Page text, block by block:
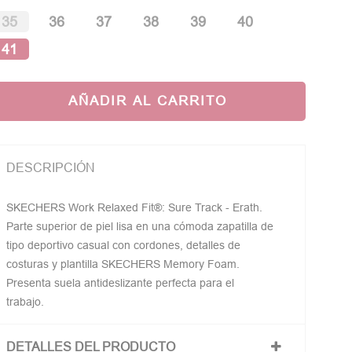
35 36 37 38 39
40
41
AÑADIR AL CARRITO
DESCRIPCIÓN
SKECHERS Work Relaxed Fit®: Sure Track - Erath.
Parte superior de piel lisa en una cómoda zapatilla de
tipo deportivo casual con cordones, detalles de
costuras y plantilla SKECHERS Memory Foam.
Presenta suela antideslizante perfecta para el
trabajo.
DETALLES DEL PRODUCTO